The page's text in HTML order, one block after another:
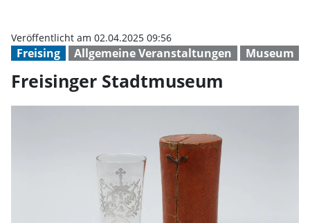
Freising Allgemeine Veranstaltungen Museum
Veröffentlicht am 02.04.2025 09:56
Freisinger Stadtmuseum